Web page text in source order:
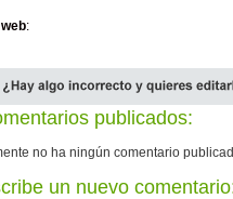
:
publicados:
no ha ningún comentario
un nuevo